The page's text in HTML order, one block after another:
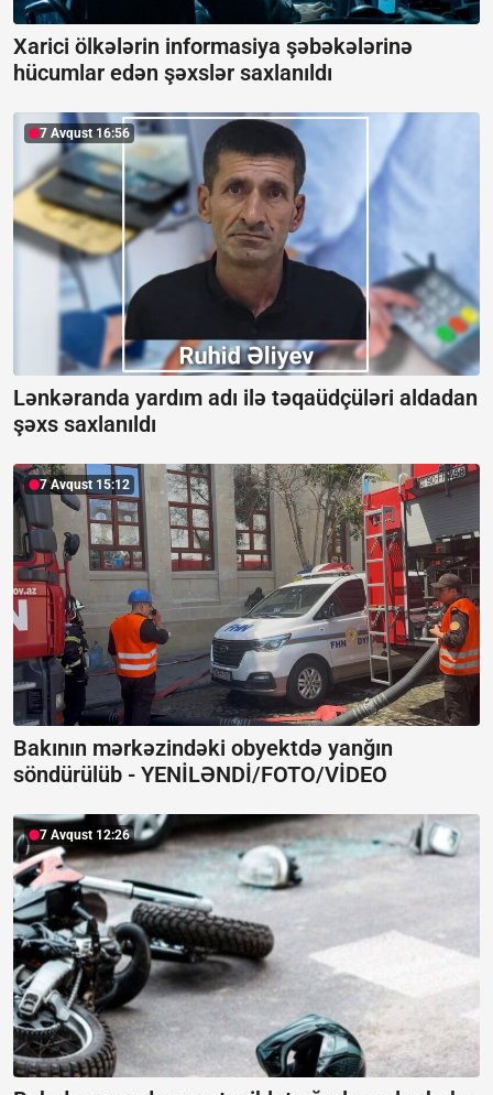
Xarici ölkələrin informasiya şəbəkələrinə
hücumlar edən şəxslər saxlanıldı
7 Avqust 16:56
Lənkəranda yardım adı ilə təqaüdçüləri aldadan
şəxs saxlanıldı
7 Avqust 15:12
Bakının mərkəzindəki obyektdə yanğın
söndürülüb - YENİLƏNDİ/FOTO/VİDEO
7 Avqust 12:26